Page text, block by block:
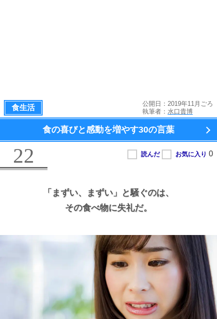
食生活
公開日：2019年11月ごろ
執筆者： 水口貴博
食の喜びと感動を増やす30の言葉
22
「まずい、
まずい」と騒ぐのは、
その食べ物に失礼だ。